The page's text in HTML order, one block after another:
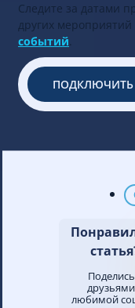
Следите за датами
других
событий.
ПОДКЛЮЧИТЬ
любимой